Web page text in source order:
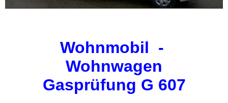
Wohnmobil -
Wohnwagen
Gasprüfung G 607